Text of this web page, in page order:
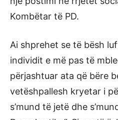
Kombëtar të PD.
Ai shprehet se të bësh
individit e më pas të
përjashtuar ata që bëre
vetëshpallesh kryetar i
s’mund të jetë dhe